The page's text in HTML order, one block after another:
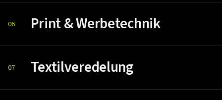
06 Print & Werbetechnik
07 Textilveredelung